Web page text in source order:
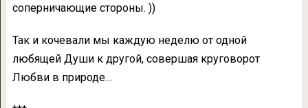
соперничающие стороны. ))
Так и кочевали мы каждую неделю от одной
любящей Души к другой, совершая круговорот
Любви в природе…